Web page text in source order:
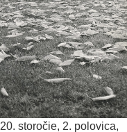
20. storočie, 2. polovica,